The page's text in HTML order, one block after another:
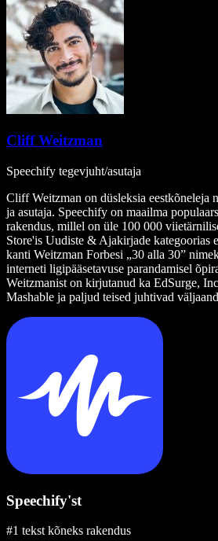
Cliff Weitzman
Speechify tegevjuht/asutaja
Cliff Weitzman on düsleksia eestkõneleja
ja asutaja. Speechify on maailma
rakendus, millel on üle 100 000
Store'is Uudiste & Ajakirjade kategoorias
kanti Weitzman Forbesi „30 alla 30”
interneti ligipääsetavuse parandamisel
Weitzmanist on kirjutanud ka EdSurge,
Mashable ja paljud teised juhtivad
Speechify'st
#1 tekst kõneks rakendus